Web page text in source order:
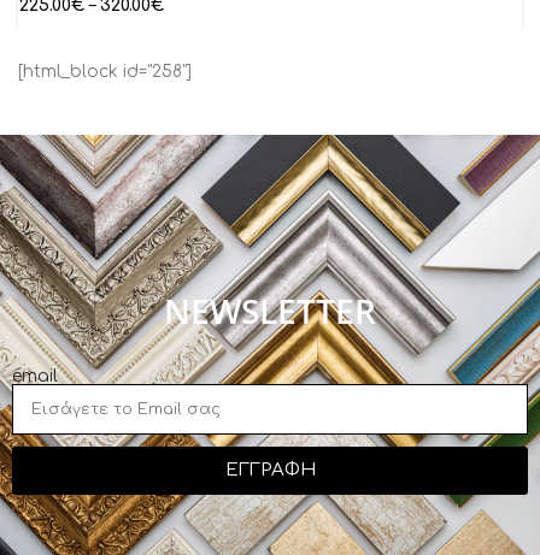
225.00€ – 320.00€
[html_block id="258"]
NEWSLETTER
email
ΕΓΓΡΑΦΗ